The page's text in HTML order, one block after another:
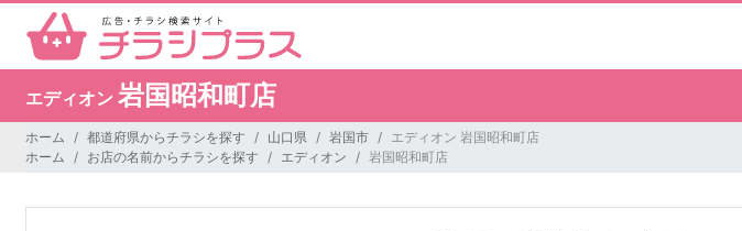
エディオン 岩国昭和町店
ホーム 都道府県からチラシを探す 山口県 岩国市
エディオン 岩国昭和町店
ホーム
お店の名前からチラシを探す エディオン 岩国昭和町店